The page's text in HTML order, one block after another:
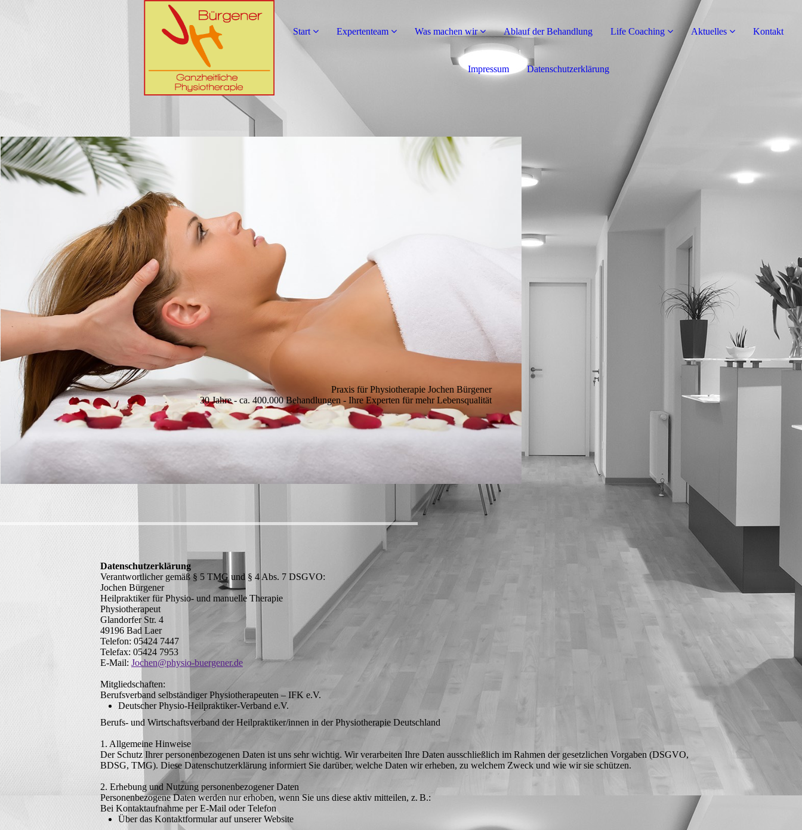
Start Expertenteam Was machen wir Ablauf der Behandlung Life Coaching Aktuelles Kontakt
Impressum Datenschutzerklärung
Praxis für Physiotherapie Jochen Bürgener
30 Jahre - ca. 400.000 Behandlungen - Ihre Experten für mehr Lebensqualität
Datenschutzerklärung
Verantwortlicher gemäß § 5 TMG und § 4 Abs. 7 DSGVO:
Jochen Bürgener
Heilpraktiker für Physio- und manuelle Therapie
Physiotherapeut
Glandorfer Str. 4
49196 Bad Laer
Telefon: 05424 7447
Telefax: 05424 7953
E-Mail: Jochen@physio-buergener.de
Mitgliedschaften:
Berufsverband selbständiger Physiotherapeuten – IFK e.V.
Deutscher Physio-Heilpraktiker-Verband e.V.
Berufs- und Wirtschaftsverband der Heilpraktiker/innen in der Physiotherapie Deutschland
1. Allgemeine Hinweise
Der Schutz Ihrer personenbezogenen Daten ist uns sehr wichtig. Wir verarbeiten Ihre Daten ausschließlich im Rahmen der gesetzlichen Vorgaben (DSGVO,
BDSG, TMG). Diese Datenschutzerklärung informiert Sie darüber, welche Daten wir erheben, zu welchem Zweck und wie wir sie schützen.
2. Erhebung und Nutzung personenbezogener Daten
Personenbezogene Daten werden nur erhoben, wenn Sie uns diese aktiv mitteilen, z. B.:
Bei Kontaktaufnahme per E-Mail oder Telefon
Über das Kontaktformular auf unserer Website